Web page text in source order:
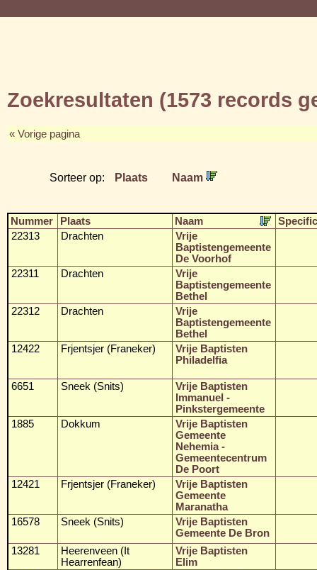
Zoekresultaten (1573 records
« Vorige pagina
Sorteer op: Plaats Naam
Nummer Plaats Naam
22313
Drachten
Vrije
Baptistengemeente
De Voorhof
22311
Drachten
Vrije
Baptistengemeente
Bethel
22312
Drachten
Vrije
Baptistengemeente
Bethel
12422
Frjentsjer (Franeker)
Vrije Baptisten
Philadelfia
6651 Sneek (Snits)
Vrije Baptisten
Immanuel -
Pinkstergemeente
1885
Dokkum
Vrije Baptisten
Gemeente
Nehemia -
Gemeentecentrum
De Poort
12421
Frjentsjer (Franeker)
Vrije Baptisten
Gemeente
Maranatha
16578
Sneek (Snits)
Vrije Baptisten
Gemeente De Bron
13281
Heerenveen (It
Hearrenfean)
Vrije Baptisten
Elim